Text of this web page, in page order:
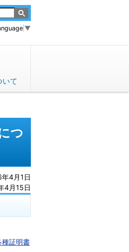
▼
いて
つ
4月1日
4月15日
種証明書